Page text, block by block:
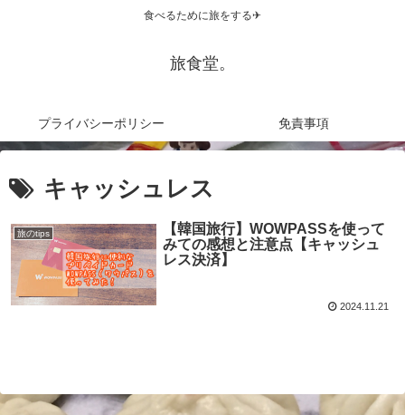
食べるために旅をする✈
旅食堂。
プライバシーポリシー 免責事項
キャッシュレス
旅のtips
【韓国旅行】WOWPASSを使って
みての感想と注意点【キャッシュ
レス決済】
2024.11.21